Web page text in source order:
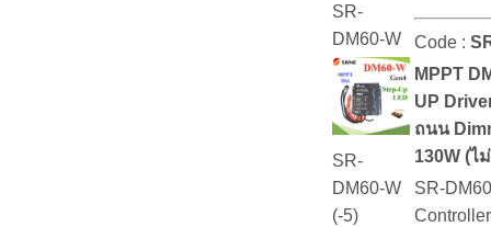
SR-
DM60-W
SR-
DM60-W
(-5)
Code :
MPPT
UP
ถนน
130W (ไ
SR-